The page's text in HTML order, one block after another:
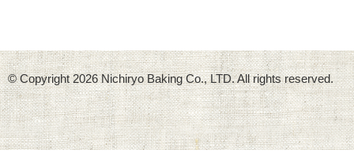
© Copyright2026 Nichiryo Baking Co., LTD. All rights reserved.